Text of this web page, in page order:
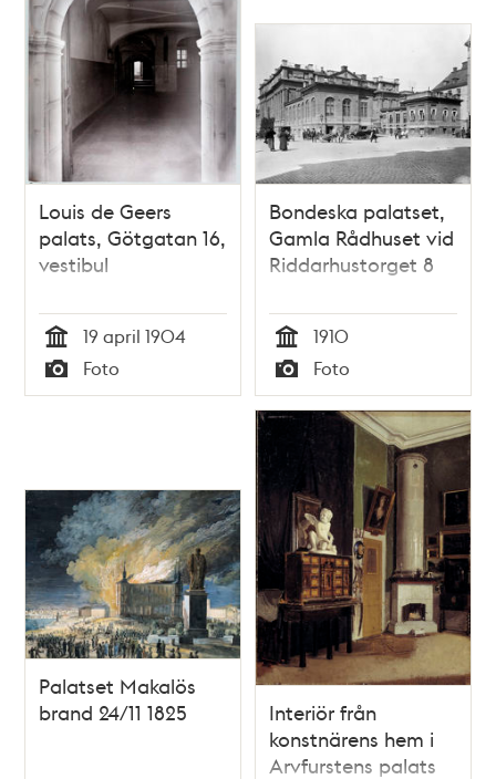
Louis de Geers
palats, Götgatan 16,
vestibul
Tid
19 april 1904
Typ
Foto
Bondeska palatset,
Gamla Rådhuset vid
Riddarhustorget 8
Tid
1910
Typ
Foto
Palatset Makalös
brand 24/11 1825
Interiör från
konstnärens hem i
Arvfurstens palats